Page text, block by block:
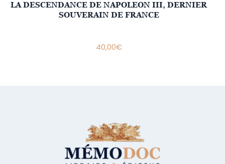
LA DESCENDANCE DE NAPOLEON III, DERNIER
SOUVERAIN DE FRANCE
40,00€